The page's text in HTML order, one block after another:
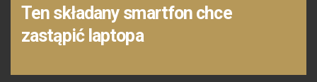
Ten składany smartfon chce
zastąpić laptopa